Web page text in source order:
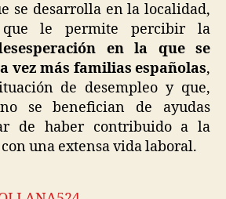
se desarrolla en la localidad,
le permite percibir la
en la que se
vez más familias españolas,
de desempleo y que,
se benefician de ayudas
de haber contribuido a la
una extensa vida laboral.